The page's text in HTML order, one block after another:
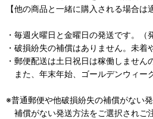
【他の商品と一緒に購入される場合は
・毎週火曜日と金曜日の発送です。（
・破損紛失の補償はありません。未着
・郵便配送は土日祝日は稼働しません
また、年末年始、ゴールデンウィー
※普通郵便や他破損紛失の補償がない
補償がない発送方法をご選択されご